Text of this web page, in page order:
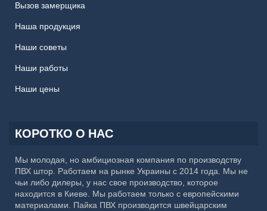
Вызов замерщика
Наша продукция
Наши советы
Наши работы
Наши цены
КОРОТКО О НАС
Мы молодая, но амбициозная компания по производству
ПВХ штор. Работаем на рынке Украины с 2014 года. Мы не
чьи либо дилеры, у нас свое производство, которое
находится в Киеве. Мы работаем только с европейскими
материалами. Пайка ПВХ производится швейцарским